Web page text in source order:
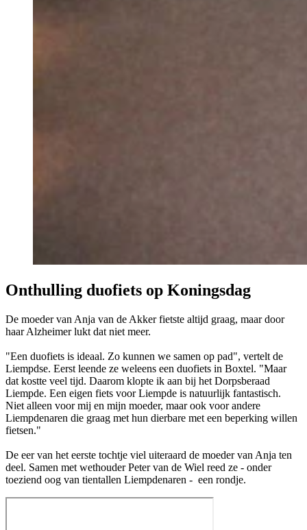
Onthulling duofiets op Koningsdag
De moeder van Anja van de Akker fietste altijd graag, maar door
haar Alzheimer lukt dat niet meer.
"Een duofiets is ideaal. Zo kunnen we samen op pad", vertelt de
Liempdse. Eerst leende ze weleens een duofiets in Boxtel. "Maar
dat kostte veel tijd. Daarom klopte ik aan bij het Dorpsberaad
Liempde. Een eigen fiets voor Liempde is natuurlijk fantastisch.
Niet alleen voor mij en mijn moeder, maar ook voor andere
Liempdenaren die graag met hun dierbare met een beperking willen
fietsen."
De eer van het eerste tochtje viel uiteraard de moeder van Anja ten
deel. Samen met wethouder Peter van de Wiel reed ze - onder
toeziend oog van tientallen Liempdenaren - een rondje.